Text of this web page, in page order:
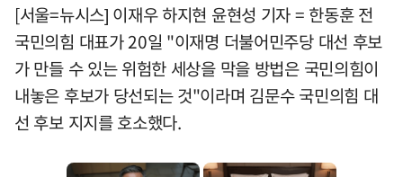
[서울=뉴시스] 이재우 하지현 윤현성 기자 = 한동훈 전
국민의힘 대표가 20일 "이재명 더불어민주당 대선 후보
가 만들 수 있는 위험한 세상을 막을 방법은 국민의힘이
내놓은 후보가 당선되는 것"이라며 김문수 국민의힘 대
선 후보 지지를 호소했다.